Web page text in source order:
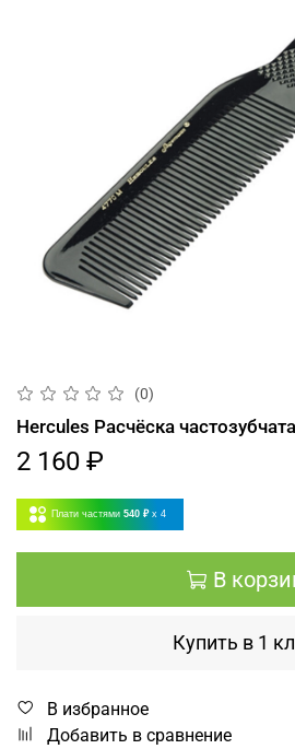
(0)
Hercules Расчёска
2 160 ₽
Плати частями 540 ₽ x 4
В
Купить в 1
В избранное
Добавить в сравнение